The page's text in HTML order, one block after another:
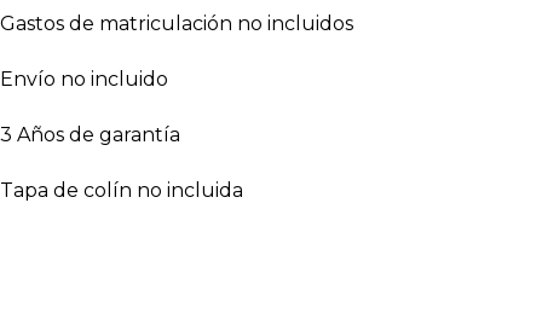
Gastos de matriculación no incluidos
Envío no incluido
3 Años de garantía
Tapa de colín no incluida